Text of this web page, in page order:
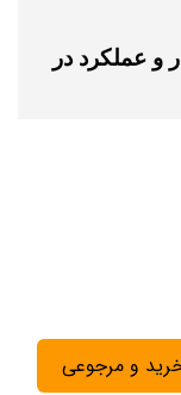
و عملکرد در
و مرجوعی